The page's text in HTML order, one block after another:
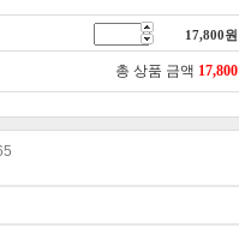
17,800원
총 상품 금액 17,800